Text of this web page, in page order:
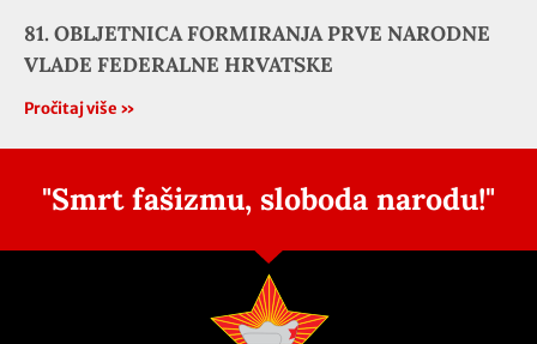
81. OBLJETNICA FORMIRANJA PRVE NARODNE
VLADE FEDERALNE HRVATSKE
Pročitaj više »
"Smrt fašizmu, sloboda narodu!"